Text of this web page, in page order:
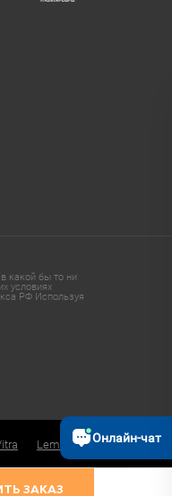
какой бы то ни
условиях
РФ Используя
Lemark
ЗАКАЗ
Онлайн-чат